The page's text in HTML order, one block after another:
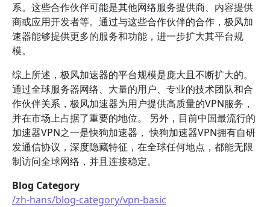
系。这些合作伙伴可能是其他网络服务提供商、内容提供
商或应用开发者等。通过与这些合作伙伴的合作，极风加
速器能够提供更多的服务和功能，进一步扩大其平台规
模。
综上所述，极风加速器的平台规模是庞大且不断扩大的。
通过全球服务器网络、大量的用户、专业的技术团队和合
作伙伴关系，极风加速器为用户提供高质量的VPN服务，
并在市场上占据了重要的地位。 另外，目前中国最流行的
加速器VPN之一是快狗加速器， 快狗加速器VPN拥有自研
发通信协议，深度隐藏特征，在全球任何地点，都能无限
制访问全球网络，并且连接稳定。
Blog Category
/zh-hans/blog-category/vpn-basic